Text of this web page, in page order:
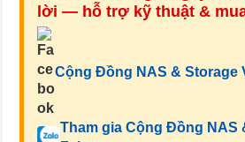
lời — hỗ trợ kỹ thuật &
Cộng Đồng NAS & Storage
Tham gia Cộng Đồng NAS